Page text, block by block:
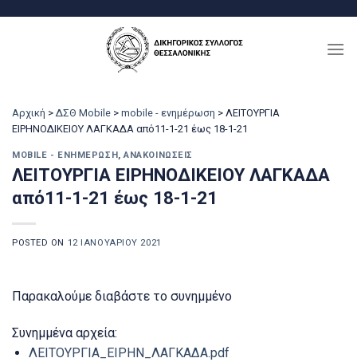
Αρχική > ΔΣΘ Mobile > mobile - ενημέρωση > ΛΕΙΤΟΥΡΓΙΑ
ΕΙΡΗΝΟΔΙΚΕΙΟΥ ΛΑΓΚΑΔΑ από11-1-21 έως 18-1-21
MOBILE - ΕΝΗΜΈΡΩΣΗ,ΑΝΑΚΟΙΝΏΣΕΙΣ
ΛΕΙΤΟΥΡΓΙΑ ΕΙΡΗΝΟΔΙΚΕΙΟΥ ΛΑΓΚΑΔΑ
από11-1-21 έως 18-1-21
POSTED ON 12 ΙΑΝΟΥΑΡΊΟΥ 2021
Παρακαλούμε διαβάστε το συνημμένο
Συνημμένα αρχεία:
ΛΕΙΤΟΥΡΓΙΑ_ΕΙΡΗΝ_ΛΑΓΚΑΔΑ.pdf